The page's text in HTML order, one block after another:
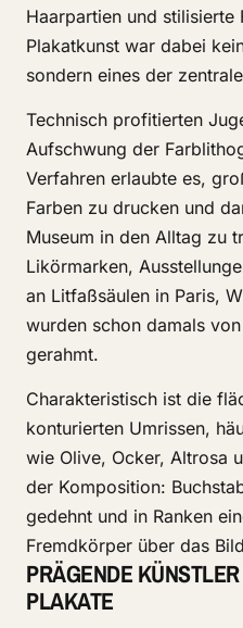
Haarpartien und stilisierte
Plakatkunst war dabei
sondern eines der
Technisch profitierten
Aufschwung der
Verfahren erlaubte es,
Farben zu drucken und
Museum in den Alltag zu
Likörmarken,
an Litfaßsäulen in Paris,
wurden schon damals
gerahmt.
Charakteristisch ist die
konturierten Umrissen,
wie Olive, Ocker, Altrosa
der Komposition:
gedehnt und in Ranken
Fremdkörper über das
PRÄGENDE
PLAKATE